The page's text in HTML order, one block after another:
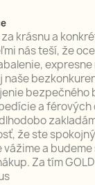
za krásnu a
nás teší, že
naše
bezpečného
a férových
že ste
vážime a
Za tím GOLD